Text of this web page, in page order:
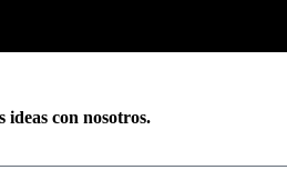
ideas con nosotros.